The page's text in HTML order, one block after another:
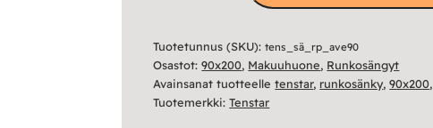
Tuotetunnus (SKU):tens_sä_rp_ave90
Osastot:90x200, Makuuhuone, Runkosängyt
Avainsanat tuotteelletenstar, runkosänky,90x200,
Tuotemerkki:Tenstar